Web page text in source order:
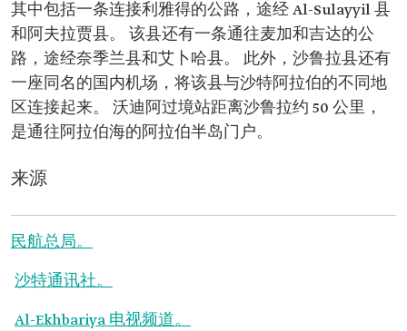
其中包括一条连接利雅得的公路，途经 Al-Sulayyil 县
和阿夫拉贾县。 该县还有一条通往麦加和吉达的公
路，途经奈季兰县和艾卜哈县。 此外，沙鲁拉县还有
一座同名的国内机场，将该县与沙特阿拉伯的不同地
区连接起来。 沃迪阿过境站距离沙鲁拉约 50 公里，
是通往阿拉伯海的阿拉伯半岛门户。
来源
民航总局。
沙特通讯社。
Al-Ekhbariya 电视频道。